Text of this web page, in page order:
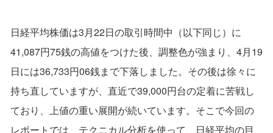
日経平均株価は3月22日の取引時間中（以下同じ）に
41,087円75銭の高値をつけた後、調整色が強まり、4月19
日には36,733円06銭まで下落しました。その後は徐々に
持ち直していますが、直近で39,000円台の定着に苦戦し
ており、上値の重い展開が続いています。そこで今回の
レポートでは、テクニカル分析を使って、日経平均の目